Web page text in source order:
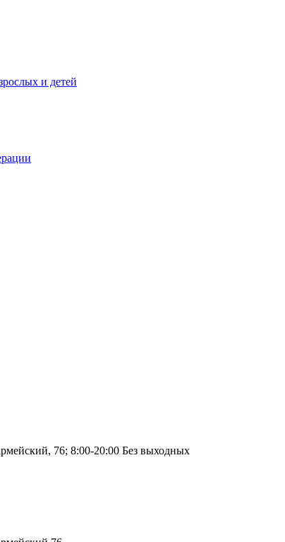
и детей
76; 8:00-20:00 Без выходных